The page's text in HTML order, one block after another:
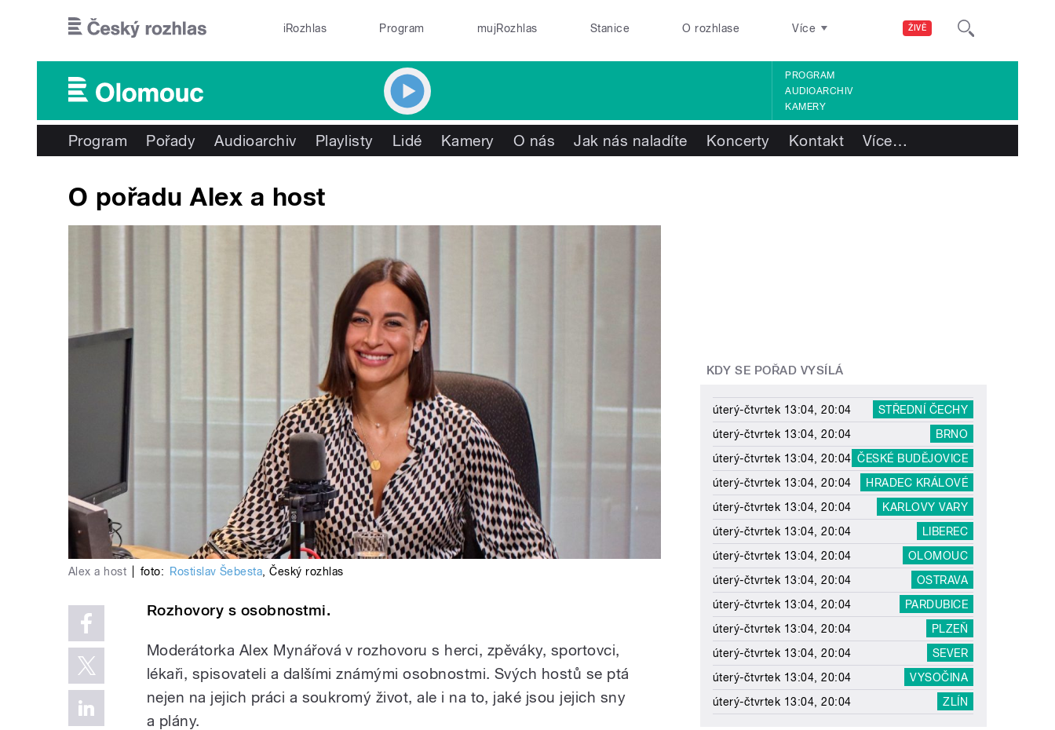
ŽIVĚ
iRozhlas Program mujRozhlas Stanice O rozhlase Více
PROGRAM
AUDIOARCHIV
KAMERY
Program Pořady Audioarchiv Playlisty Lidé Kamery O nás Jak nás naladíte Koncerty Kontakt Více…
O pořadu Alex a host
Alex a host foto: Rostislav Šebesta,Český rozhlas
Rozhovory s osobnostmi.
Moderátorka Alex Mynářová v rozhovoru s herci, zpěváky, sportovci,
lékaři, spisovateli a dalšími známými osobnostmi. Svých hostů se ptá
nejen na jejich práci a soukromý život, ale i na to, jaké jsou jejich sny
a plány.
KDY SE POŘAD VYSÍLÁ
úterý-čtvrtek 13:04, 20:04
STŘEDNÍ ČECHY
úterý-čtvrtek 13:04, 20:04
BRNO
úterý-čtvrtek 13:04, 20:04 ČESKÉ BUDĚJOVICE
úterý-čtvrtek 13:04, 20:04
HRADEC KRÁLOVÉ
úterý-čtvrtek 13:04, 20:04
KARLOVY VARY
úterý-čtvrtek 13:04, 20:04
LIBEREC
úterý-čtvrtek 13:04, 20:04
OLOMOUC
úterý-čtvrtek 13:04, 20:04
OSTRAVA
úterý-čtvrtek 13:04, 20:04
PARDUBICE
úterý-čtvrtek 13:04, 20:04
PLZEŇ
úterý-čtvrtek 13:04, 20:04
SEVER
úterý-čtvrtek 13:04, 20:04
VYSOČINA
úterý-čtvrtek 13:04, 20:04
ZLÍN